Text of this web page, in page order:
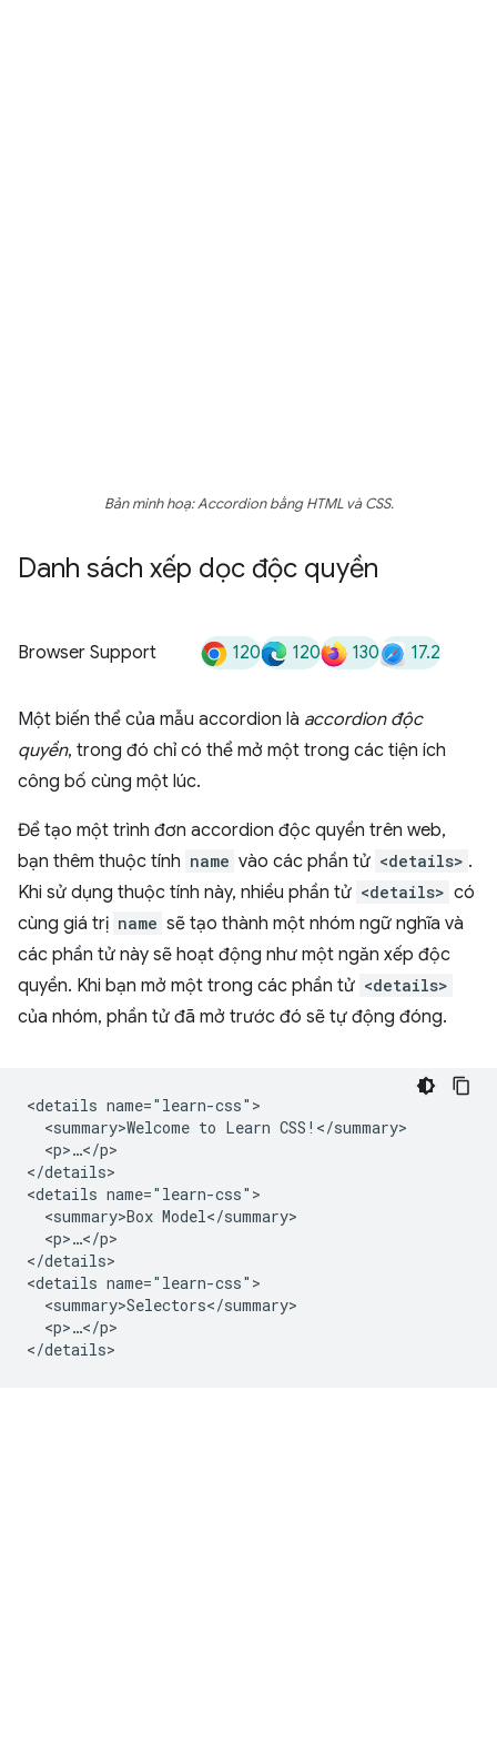
Bản minh hoạ: Accordion bằng HTML và CSS.
Danh sách xếp dọc độc quyền
Browser Support 120 120 130 17.2
Một biến thể của mẫu accordion là accordion độc
quyền, trong đó chỉ có thể mở một trong các tiện ích
công bố cùng một lúc.
Để tạo một trình đơn accordion độc quyền trên web,
bạn thêm thuộc tính name vào các phần tử <details> .
Khi sử dụng thuộc tính này, nhiều phần tử <details> có
cùng giá trị name sẽ tạo thành một nhóm ngữ nghĩa và
các phần tử này sẽ hoạt động như một ngăn xếp độc
quyền. Khi bạn mở một trong các phần tử <details>
của nhóm, phần tử đã mở trước đó sẽ tự động đóng.
<details name="learn-css">
  <summary>Welcome to Learn CSS!</summary>
  <p>…</p>
</details>
<details name="learn-css">
  <summary>Box Model</summary>
  <p>…</p>
</details>
<details name="learn-css">
  <summary>Selectors</summary>
  <p>…</p>